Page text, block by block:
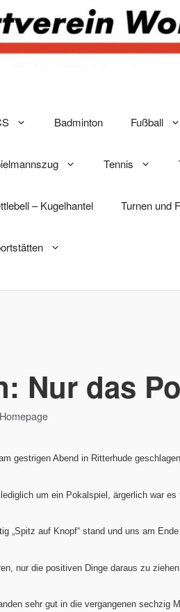
Badminton Fußball
Tennis
– Kugelhantel Turnen und
Nur das
gestrigen Abend in Ritterhude
um ein Pokalspiel, ärgerlich war es
„Spitz auf Knopf“ stand und uns am
nur die positiven Dinge daraus zu
sehr gut in die vergangenen sechzig